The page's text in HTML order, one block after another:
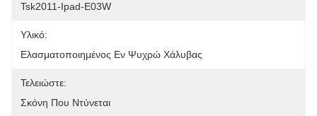
Tsk2011-Ipad-E03W
Υλικό:
Ελασματοποιημένος Εν Ψυχρώ Χάλυβας
Τελειώστε:
Σκόνη Που Ντύνεται